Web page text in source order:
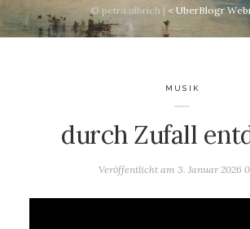
© petra ulbrich | < UberBlogr
MUSIK
durch Zufall
Veröffentlicht am 3. Januar 2026